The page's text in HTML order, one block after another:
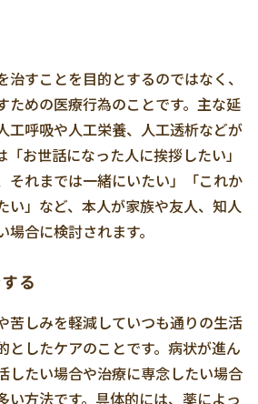
すことを目的とするのではなく、
ための医療行為のことです。主な延
工呼吸や人工栄養、人工透析などが
お世話になった人に挨拶したい」
それまでは一緒にいたい」「これか
い」など、本人が家族や友人、知人
合に検討されます。
る
苦しみを軽減していつも通りの生活
としたケアのことです。病状が進ん
したい場合や治療に専念したい場合
い方法です。具体的には、薬によっ